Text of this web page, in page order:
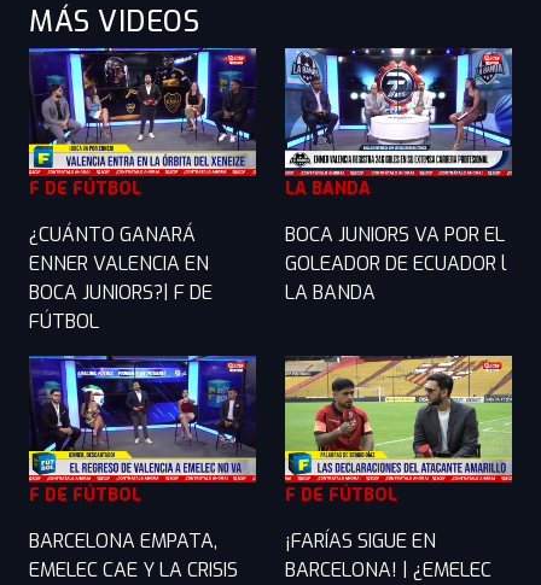
MÁS VIDEOS
F DE FÚTBOL
¿CUÁNTO GANARÁ
ENNER VALENCIA EN
BOCA JUNIORS?| F DE
FÚTBOL
LA BANDA
BOCA JUNIORS VA POR EL
GOLEADOR DE ECUADOR l
LA BANDA
F DE FÚTBOL
BARCELONA EMPATA,
EMELEC CAE Y LA CRISIS
F DE FÚTBOL
¡FARÍAS SIGUE EN
BARCELONA! | ¿EMELEC